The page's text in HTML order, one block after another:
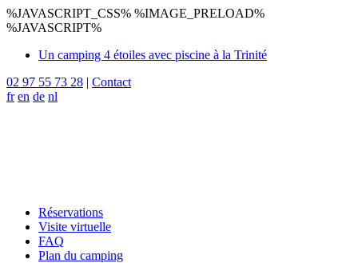
%JAVASCRIPT_CSS% %IMAGE_PRELOAD%
%JAVASCRIPT%
Un camping 4 étoiles avec piscine à la Trinité
02 97 55 73 28 | Contact
fr en de nl
Réservations
Visite virtuelle
FAQ
Plan du camping